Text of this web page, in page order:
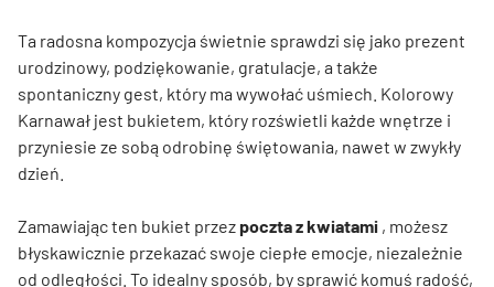
Ta radosna kompozycja świetnie sprawdzi się jako prezent
urodzinowy, podziękowanie, gratulacje, a także
spontaniczny gest, który ma wywołać uśmiech. Kolorowy
Karnawał jest bukietem, który rozświetli każde wnętrze i
przyniesie ze sobą odrobinę świętowania, nawet w zwykły
dzień.
Zamawiając ten bukiet przezpoczta z kwiatami , możesz
błyskawicznie przekazać swoje ciepłe emocje, niezależnie
od odległości. To idealny sposób, by sprawić komuś radość,